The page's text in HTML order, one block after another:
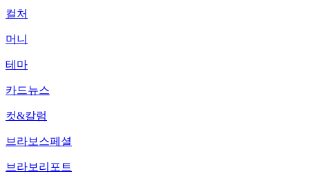
컬처
머니
테마
카드뉴스
컷&칼럼
브라보스페셜
브라보리포트